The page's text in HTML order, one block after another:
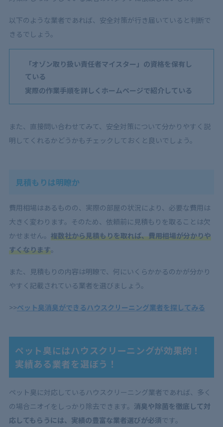
以下のような業者であれば、安全対策が行き届いていると判断で
きるでしょう。
「オゾン取り扱い責任者マイスター」の資格を保有し
ている
実際の作業手順を詳しくホームページで紹介している
また、直接問い合わせてみて、安全対策について分かりやすく説
明してくれるかどうかもチェックしておくと良いでしょう。
見積もりは明瞭か
費用相場はあるものの、実際の部屋の状況により、必要な費用は
大きく変わります。そのため、依頼前に見積もりを取ることは欠
かせません。 複数社から見積もりを取れば、費用相場が分かりや
すくなります。
また、見積もりの内容は明瞭で、何にいくらかかるのかが分かり
やすく記載されている業者を選びましょう。
>>ペット臭消臭ができるハウスクリーニング業者を探してみる
ペット臭にはハウスクリーニングが効果的！
実績ある業者を選ぼう！
ペット臭に対応しているハウスクリーニング業者であれば、多く
の場合ニオイをしっかり除去できます。 消臭や除菌を徹底して対
応してもらうには、実績の豊富な業者選びが必須です。